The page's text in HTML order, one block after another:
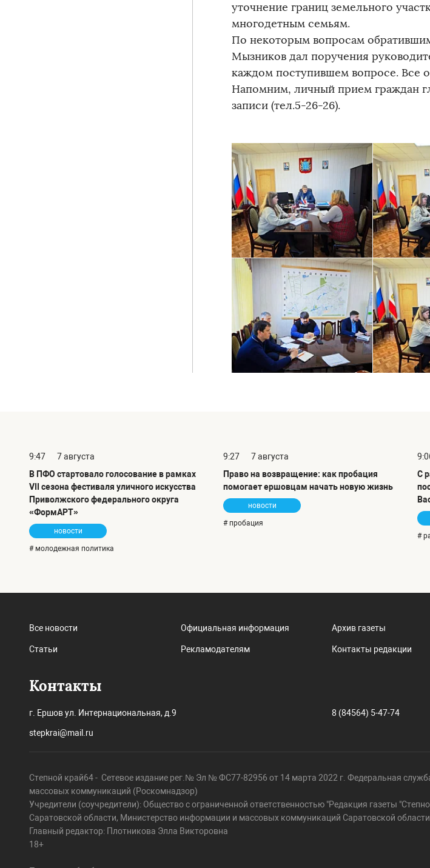
уточнение границ земельного
многодетным семьям.
По некоторым вопросам
Мызников дал поручения
каждом поступившем вопросе. Все
Напомним, личный прием граждан
записи (тел.5-26-26).
9:47
7 августа
В ПФО стартовало голосование в рамках
VII сезона фестиваля уличного искусства
Приволжского федерального округа
«ФормАРТ»
новости
# молодежная политика
9:27
7 августа
Право на возвращение: как пробация
помогает ершовцам начать новую жизнь
новости
# пробация
С
#
Все новости
Статьи
Официальная информация
Рекламодателям
Архив газеты
Контакты редакции
Контакты
г. Ершов ул. Интернациональная, д.9
stepkrai@mail.ru
8 (84564) 5-47-74
Степной край64 - Сетевое издание рег.№ Эл № ФС77-82956 от 14 марта 2022 г. Федеральная
массовых коммуникаций (Роскомнадзор)
Учредители (соучредители): Общество с ограниченной ответственностью "Редакция газеты
Саратовской области, Министерство информации и массовых коммуникаций Саратовской
Главный редактор: Плотникова Элла Викторовна
18+